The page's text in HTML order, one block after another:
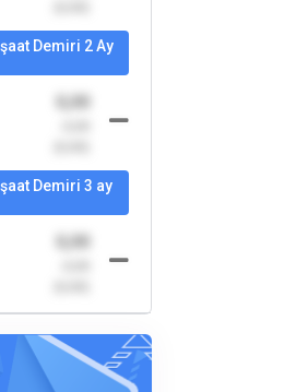
Demiri 2 Ay
0,00
Demiri 3 ay
0,00